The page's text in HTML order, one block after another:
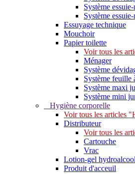
Système
Système
Essuyage technique
Mouchoir
Papier toilette
Voir tous les
Ménager
Système
Système feuille
Système maxi
Système mini
Hygiène corporelle
Voir tous les articles
Distributeur
Voir tous les
Cartouche
Vrac
Lotion-gel
Produit d'acceuil